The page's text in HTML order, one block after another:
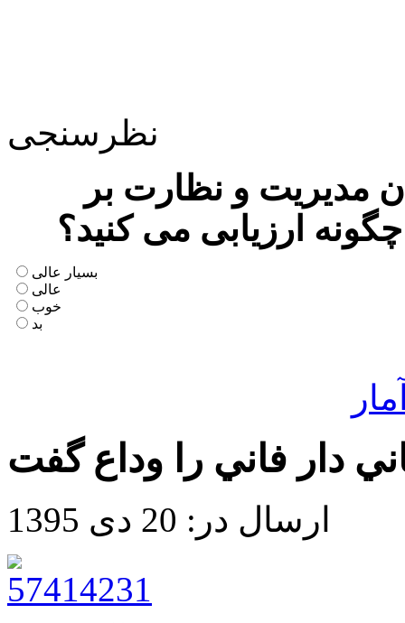
نظرسنجی
مدیریت و نظارت بر
ارزیابی می کنید؟
بسیار عالی
عالی
خوب
بد
دار فاني را وداع گفت
ارسال در: 20 دی 1395